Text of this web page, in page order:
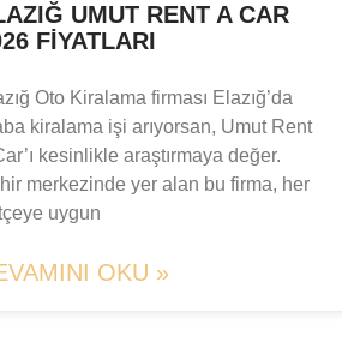
UMUT RENT A CAR
FIYATLARI
Oto Kiralama firması Elazığ’da
kiralama işi arıyorsan, Umut Rent
kesinlikle araştırmaya değer.
merkezinde yer alan bu firma, her
uygun
OKU »